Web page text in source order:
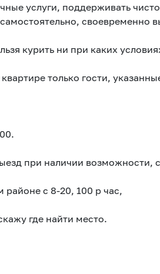
услуги, поддерживать
своевременно
курить ни при каких
только гости,
при наличии возможности,
районе с 8-20, 100 р час,
где найти место.